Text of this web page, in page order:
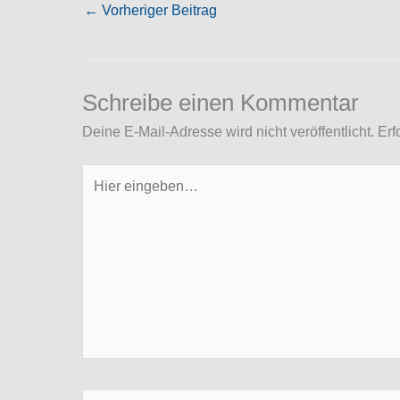
← Vorheriger Beitrag
Schreibe einen Kommentar
Deine E-Mail-Adresse wird nicht veröffentlicht.
eingeben…